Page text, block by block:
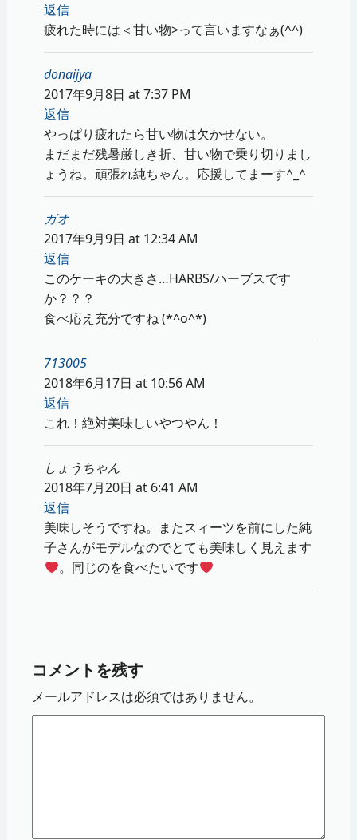
返信
疲れた時には＜甘い物>って言いますなぁ(^^)
donaijya
2017年9月8日 at 7:37 PM
返信
やっぱり疲れたら甘い物は欠かせない。
まだまだ残暑厳しき折、甘い物で乗り切りまし
ょうね。頑張れ純ちゃん。応援してまーす^_^
ガオ
2017年9月9日 at 12:34 AM
返信
このケーキの大きさ…HARBS/ハーブスです
か？？？
食べ応え充分ですね (*^o^*)
713005
2018年6月17日 at 10:56 AM
返信
これ！絶対美味しいやつやん！
しょうちゃん
2018年7月20日 at 6:41 AM
返信
美味しそうですね。またスィーツを前にした純
子さんがモデルなのでとても美味しく見えます
。同じのを食べたいです
コメントを残す
メールアドレスは必須ではありません。